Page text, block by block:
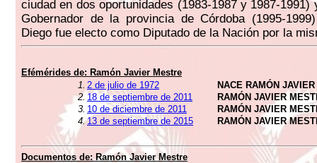
ciudad en dos oportunidades (1983-1987 y 1987-1991)
Gobernador de la provincia de Córdoba (1995-
Diego fue electo como Diputado de la Nación por la
Efémérides de: Ramón Javier Mestre
1. 2 de julio de 1972
NACE RAMÓN
2. 18 de septiembre de 2011
RAMÓN JAVIER
3. 10 de diciembre de 2011
RAMÓN JAVIER
4.13 de septiembre de 2015 RAMÓN JAVIER
Documentos de: Ramón Javier Mestre